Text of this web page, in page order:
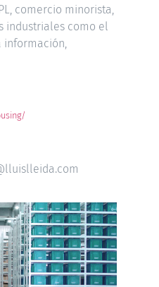
comercio minorista,
industriales como el